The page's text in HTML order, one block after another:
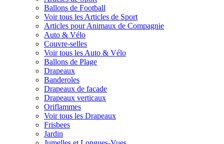
Ballons de Football
Voir tous les Articles de Sport
Articles pour Animaux de Compagnie
Auto & Vélo
Couvre-selles
Voir tous les Auto & Vélo
Ballons de Plage
Drapeaux
Banderoles
Drapeaux de facade
Drapeaux verticaux
Oriflammes
Voir tous les Drapeaux
Frisbees
Jardin